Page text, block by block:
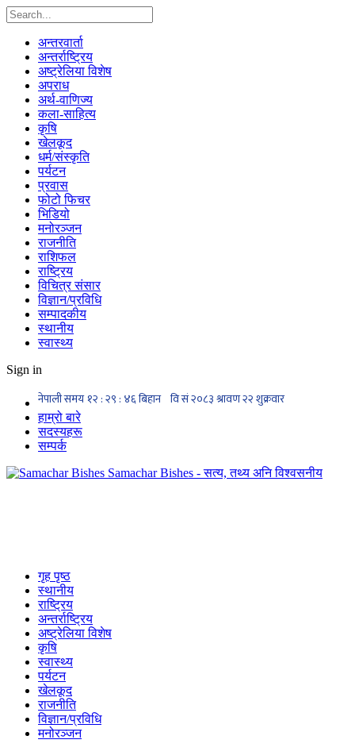
अन्तरवार्ता
अन्तर्राष्ट्रिय
अष्ट्रेलिया विशेष
अपराध
अर्थ-वाणिज्य
कला-साहित्य
कृषि
खेलकूद
धर्म/संस्कृति
पर्यटन
प्रवास
फोटो फिचर
भिडियो
मनोरञ्जन
राजनीति
राशिफल
राष्ट्रिय
विचित्र संसार
विज्ञान/प्रविधि
सम्पादकीय
स्थानीय
स्वास्थ्य
Sign in
हाम्रो बारे
सदस्यहरू
सम्पर्क
Samachar Bishes - सत्य, तथ्य अनि विश्वसनीय
गृह पृष्ठ
स्थानीय
राष्ट्रिय
अन्तर्राष्ट्रिय
अष्ट्रेलिया विशेष
कृषि
स्वास्थ्य
पर्यटन
खेलकूद
राजनीति
विज्ञान/प्रविधि
मनोरञ्जन